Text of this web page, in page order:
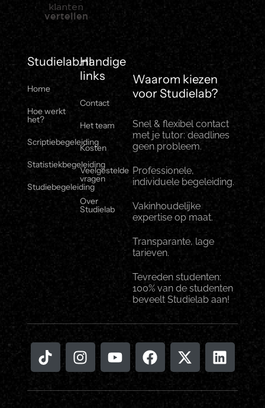
Studielab.nl
Home
Hoe werkt
het?
Scriptiebegeleiding
Statistiekbegeleiding
Studiebegeleiding
Handige
links
Contact
Het team
Kosten
Veelgestelde
vragen
Over
Studielab
Waarom kiezen
voor Studielab?
Snel & flexibel contact
met je tutor: deadlines
geen probleem.
Professionele,
individuele begeleiding.
Vakinhoudelijke
expertise op maat.
Transparante, lage
tarieven.
Tevreden studenten:
100% van de studenten
beveelt Studielab aan!